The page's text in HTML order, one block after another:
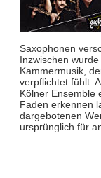
Saxophonen
Inzwischen
Kammermusik,
verpflichtet fühlt.
Kölner Ensemble
Faden erkennen
dargebotenen
ursprünglich für